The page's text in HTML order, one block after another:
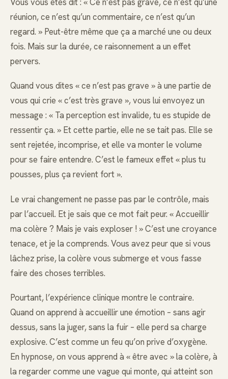
réunion, ce n’est qu’un commentaire, ce n’est qu’un
regard. » Peut-être même que ça a marché une ou deux
fois. Mais sur la durée, ce raisonnement a un effet
pervers.
Quand vous dites « ce n’est pas grave » à une partie de
vous qui crie « c’est très grave », vous lui envoyez un
message : « Ta perception est invalide, tu es stupide de
ressentir ça. » Et cette partie, elle ne se tait pas. Elle se
sent rejetée, incomprise, et elle va monter le volume
pour se faire entendre. C’est le fameux effet « plus tu
pousses, plus ça revient fort ».
Le vrai changement ne passe pas par le contrôle, mais
par l’accueil. Et je sais que ce mot fait peur. « Accueillir
ma colère ? Mais je vais exploser ! » C’est une croyance
tenace, et je la comprends. Vous avez peur que si vous
lâchez prise, la colère vous submerge et vous fasse
faire des choses terribles.
Pourtant, l’expérience clinique montre le contraire.
Quand on apprend à accueillir une émotion – sans agir
dessus, sans la juger, sans la fuir – elle perd sa charge
explosive. C’est comme un feu qu’on prive d’oxygène.
En hypnose, on vous apprend à « être avec » la colère, à
la regarder comme une vague qui monte, qui atteint son